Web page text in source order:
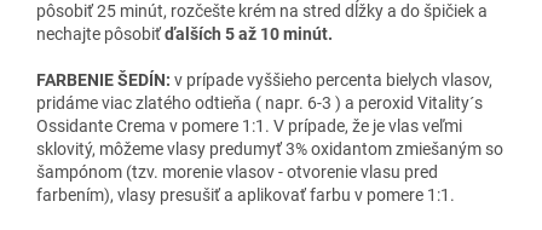
pôsobiť 25 minút, rozčešte krém na stred dĺžky a do špičiek a
nechajte pôsobiťďalších 5 až 10 minút.
FARBENIE ŠEDÍN: v prípade vyššieho percenta bielych vlasov,
pridáme viac zlatého odtieňa ( napr. 6-3 ) a peroxid Vitality´s
Ossidante Crema v pomere 1:1. V prípade, že je vlas veľmi
sklovitý, môžeme vlasy predumyť 3% oxidantom zmiešaným so
šampónom (tzv. morenie vlasov - otvorenie vlasu pred
farbením), vlasy presušiť a aplikovať farbu v pomere 1:1.